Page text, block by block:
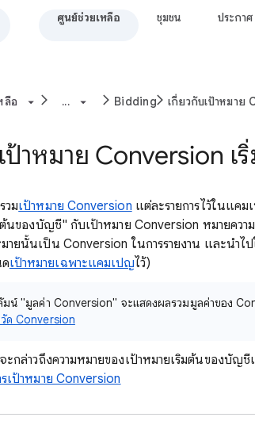
ศูนย์ช่วยเหลือ ชุมชน ประกาศ
ลือ ... Bidding เกี่ยวกับเป้าหมา
ป้าหมาย Conversion
วมเป้าหมาย Conversion แต่ละรายการไว้ในแค
ต้นของบัญชี" กับเป้าหมาย Conversion หมายควา
ายนั้นเป็น Conversion ในการรายงาน และนำไ
เป้าหมายเฉพาะแคมเปญไว้)
มน์ "มูลค่า Conversion" จะแสดงผลรวมมูลค่าของ
ด Conversion
ะกล่าวถึงความหมายของเป้าหมายเริ่มต้นของบัญ
รเป้าหมาย Conversion